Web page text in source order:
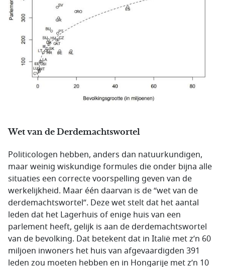
Wet van de Derdemachtswortel
Politicologen hebben, anders dan natuurkundigen,
maar weinig wiskundige formules die onder bijna alle
situaties een correcte voorspelling geven van de
werkelijkheid. Maar één daarvan is de “wet van de
derdemachtswortel”. Deze wet stelt dat het aantal
leden dat het Lagerhuis of enige huis van een
parlement heeft, gelijk is aan de derdemachtswortel
van de bevolking. Dat betekent dat in Italië met z’n 60
miljoen inwoners het huis van afgevaardigden 391
leden zou moeten hebben en in Hongarije met z’n 10